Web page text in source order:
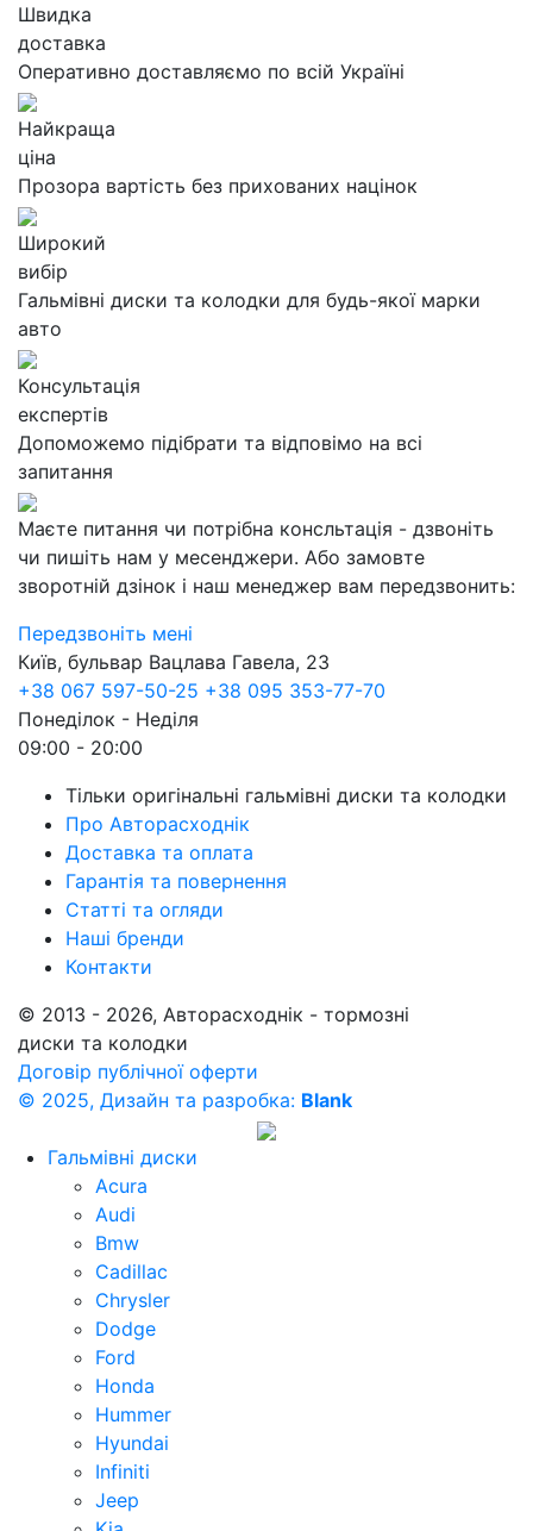
Швидка
доставка
Оперативно доставляємо по всій Україні
Найкраща
ціна
Прозора вартість без прихованих націнок
Широкий
вибір
Гальмівні диски та колодки для будь-якої марки
авто
Консультація
експертів
Допоможемо підібрати та відповімо на всі
запитання
Маєте питання чи потрібна консльтація - дзвоніть
чи пишіть нам у месенджери. Або замовте
зворотній дзінок і наш менеджер вам передзвонить:
Передзвоніть мені
Київ, бульвар Вацлава Гавела, 23
+38 067 597-50-25 +38 095 353-77-70
Понеділок - Неділя
09:00 - 20:00
Тільки оригінальні гальмівні диски та колодки
Про Авторасходнік
Доставка та оплата
Гарантія та повернення
Статті та огляди
Наші бренди
Контакти
© 2013 - 2026, Авторасходнік - тормозні
диски та колодки
Договір публічної оферти
© 2025, Дизайн та разробка: Blank
Гальмівні диски
Acura
Audi
Bmw
Cadillac
Chrysler
Dodge
Ford
Honda
Hummer
Hyundai
Infiniti
Jeep